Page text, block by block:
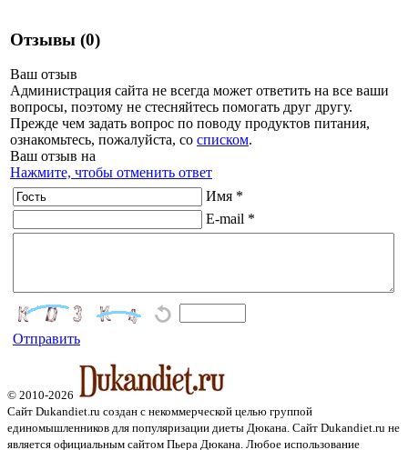
Отзывы (0)
Ваш отзыв
Администрация сайта не всегда может ответить на все ваши
вопросы, поэтому не стесняйтесь помогать друг другу.
Прежде чем задать вопрос по поводу продуктов питания,
ознакомьтесь, пожалуйста, со списком.
Ваш отзыв на
Нажмите, чтобы отменить ответ
Имя *
E-mail *
Отправить
© 2010-2026
Сайт Dukandiet.ru создан с некоммерческой целью группой
единомышленников для популяризации диеты Дюкана. Сайт Dukandiet.ru не
является официальным сайтом Пьера Дюкана. Любое использование